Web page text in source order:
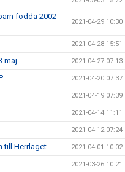
födda 2002
2021-04-29 10:30
2021-04-28 15:51
maj 2021-04-27 07:13
2021-04-20 07:37
2021-04-19 07:39
2021-04-14 11:11
2021-04-12 07:24
till Herrlaget 2021-04-01 10:02
2021-03-26 10:21